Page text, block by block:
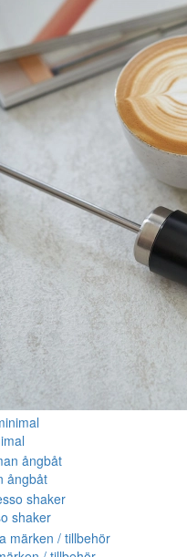
ångbåt
shaker